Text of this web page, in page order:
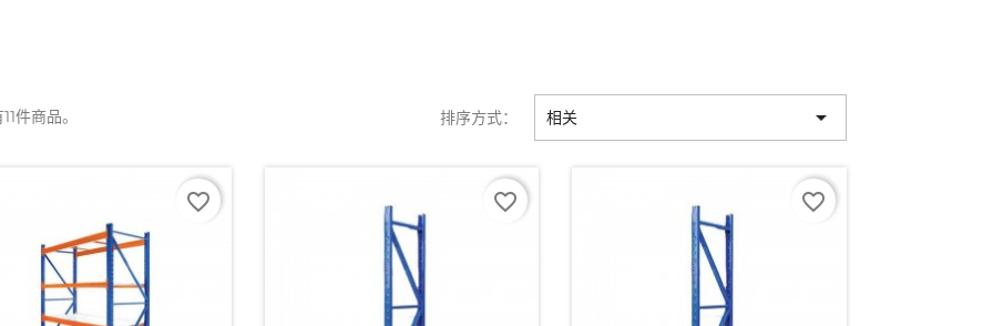
件商品。 排序方式： 相关 
favorite_border favorite_border favorite_border